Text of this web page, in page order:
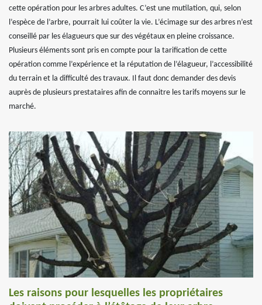
cette opération pour les arbres adultes. C’est une mutilation, qui, selon
l’espèce de l’arbre, pourrait lui coûter la vie. L’écimage sur des arbres n’est
conseillé par les élagueurs que sur des végétaux en pleine croissance.
Plusieurs éléments sont pris en compte pour la tarification de cette
opération comme l’expérience et la réputation de l’élagueur, l’accessibilité
du terrain et la difficulté des travaux. Il faut donc demander des devis
auprès de plusieurs prestataires afin de connaitre les tarifs moyens sur le
marché.
Les raisons pour lesquelles les propriétaires